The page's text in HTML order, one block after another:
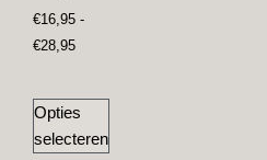
€16,95 -
€28,95
Opties
selecteren